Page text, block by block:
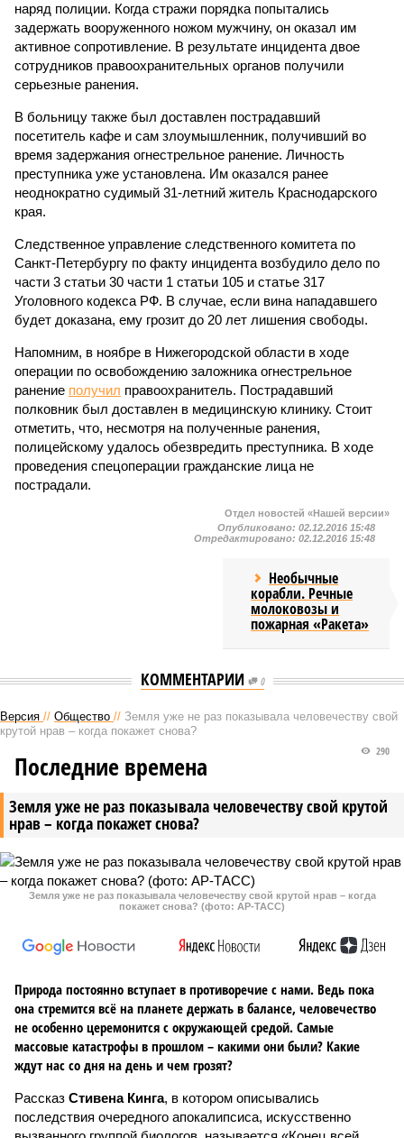
наряд полиции. Когда стражи порядка попытались
задержать вооруженного ножом мужчину, он оказал им
активное сопротивление. В результате инцидента двое
сотрудников правоохранительных органов получили
серьезные ранения.
В больницу также был доставлен пострадавший
посетитель кафе и сам злоумышленник, получивший во
время задержания огнестрельное ранение. Личность
преступника уже установлена. Им оказался ранее
неоднократно судимый 31-летний житель Краснодарского
края.
Следственное управление следственного комитета по
Санкт-Петербургу по факту инцидента возбудило дело по
части 3 статьи 30 части 1 статьи 105 и статье 317
Уголовного кодекса РФ. В случае, если вина нападавшего
будет доказана, ему грозит до 20 лет лишения свободы.
Напомним, в ноябре в Нижегородской области в ходе
операции по освобождению заложника огнестрельное
ранение получил правоохранитель. Пострадавший
полковник был доставлен в медицинскую клинику. Стоит
отметить, что, несмотря на полученные ранения,
полицейскому удалось обезвредить преступника. В ходе
проведения спецоперации гражданские лица не
пострадали.
Отдел новостей «Нашей версии»
Опубликовано: 02.12.2016 15:48
Отредактировано: 02.12.2016 15:48
Необычные
корабли. Речные
молоковозы и
пожарная «Ракета»
КОММЕНТАРИИ 0
Версия // Общество // Земля уже не раз показывала человечеству свой
крутой нрав – когда покажет снова?
Земля уже не раз показывала человечеству свой крутой
нрав – когда покажет снова?
290
Последние времена
Земля уже не раз показывала человечеству свой крутой нрав – когда
покажет снова? (фото: АР-ТАСС)
Природа постоянно вступает в противоречие с нами. Ведь пока
она стремится всё на планете держать в балансе, человечество
не особенно церемонится с окружающей средой. Самые
массовые катастрофы в прошлом – какими они были? Какие
ждут нас со дня на день и чем грозят?
Рассказ Стивена Кинга, в котором описывались
последствия очередного апокалипсиса, искусственно